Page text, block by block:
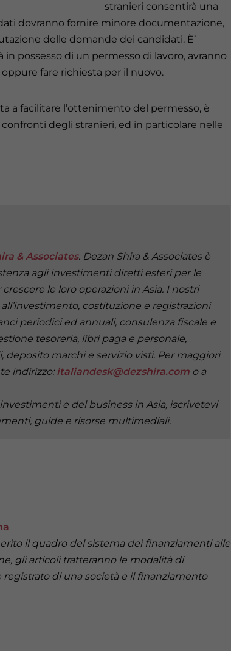
stranieri consentirà una
dovranno fornire minore documentazione,
delle domande dei candidati. È’
possesso di un permesso di lavoro, avranno
fare richiesta per il nuovo.
a facilitare l’ottenimento del permesso, è
degli stranieri, ed in particolare nelle
& Associates. Dezan Shira & Associates è
agli investimenti diretti esteri per le
le loro operazioni in Asia. I nostri
costituzione e registrazioni
periodici ed annuali, consulenza fiscale e
tesoreria, libri paga e personale,
deposito marchi e servizio visti. Per maggiori
indirizzo:italiandesk@dezshira.com o a
e del business in Asia, iscrivetevi
guide e risorse multimediali.
il quadro del sistema dei finanziamenti alle
gli articoli tratteranno le modalità di
di una società e il finanziamento